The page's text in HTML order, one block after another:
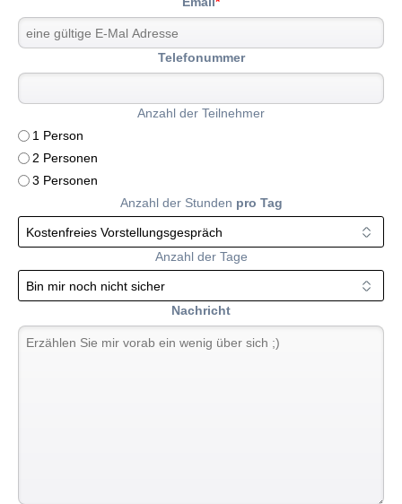
Telefonummer
Anzahl der Teilnehmer
1 Person
2 Personen
3 Personen
Anzahl der Stunden pro Tag
Anzahl der Tage
Nachricht